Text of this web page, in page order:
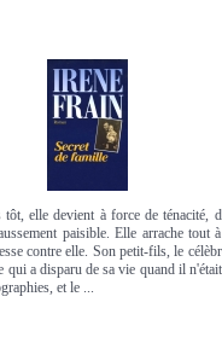
elle devient à force de ténacité,
paisible. Elle arrache tout
contre elle. Son petit-fils, le
qui a disparu de sa vie quand il
et le ...